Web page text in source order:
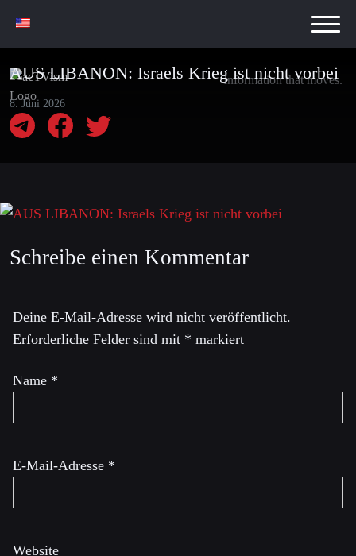
Information that moves.
AUS LIBANON: Israels Krieg ist nicht vorbei
8. Juni 2026
Schreibe einen Kommentar
Deine E-Mail-Adresse wird nicht veröffentlicht.
Erforderliche Felder sind mit * markiert
Name *
E-Mail-Adresse *
Website